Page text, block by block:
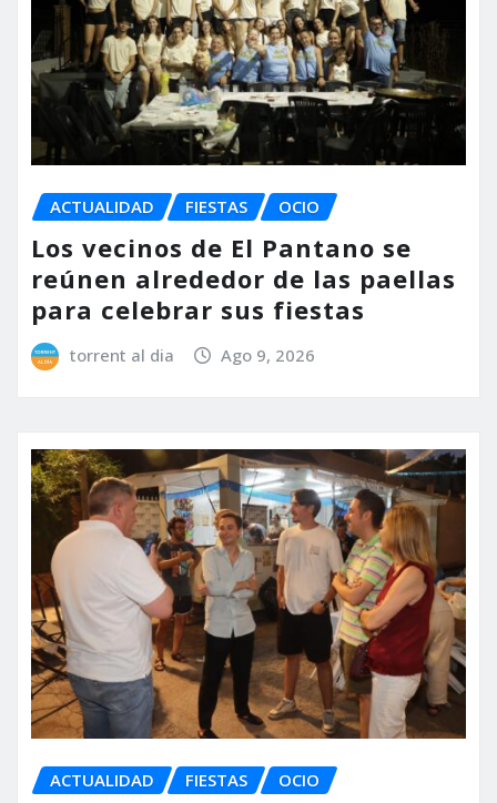
ACTUALIDAD FIESTAS OCIO
Los vecinos de El Pantano se
reúnen alrededor de las paellas
para celebrar sus fiestas
torrent al dia Ago 9, 2026
ACTUALIDAD FIESTAS OCIO